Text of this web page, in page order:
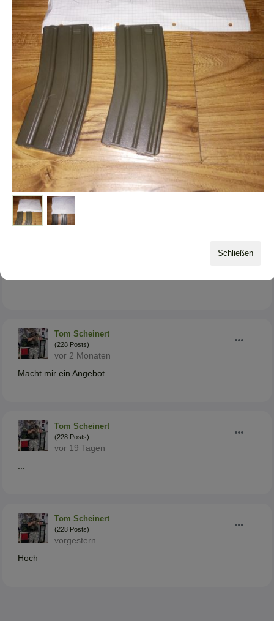
Schließen
Tom Scheinert
vor 4 Monaten
....
Tom Scheinert
(228 Posts)
vor 4 Monaten
....
Tom Scheinert
Tom Scheinert
(228 Posts)
vor 2 Monaten
Macht mir ein Angebot
Tom Scheinert
(228 Posts)
vor 19 Tagen
Tom Scheinert
(228 Posts)
vorgestern
Hoch